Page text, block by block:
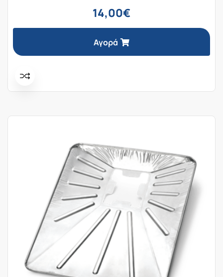
14,00€
Αγορά